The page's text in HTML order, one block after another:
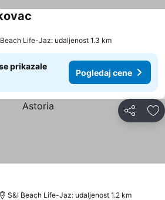
Life-Jaz: udaljenost 1.3 km
prikazale
Pogledaj cene
Deli
S&I Beach Life-Jaz: udaljenost 1.2 km